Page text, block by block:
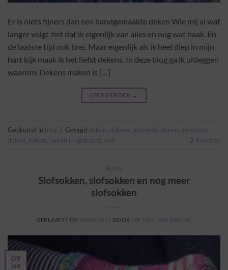
Er is niets fijners dan een handgemaakte deken Wie mij al wat
langer volgt ziet dat ik eigenlijk van alles en nog wat haak. En
de laatste tijd ook brei. Maar eigenlijk als ik heel diep in mijn
hart kijk maak ik het liefst dekens. In deze blog ga ik uitleggen
waarom. Dekens maken is […]
LEES VERDER →
Geplaatst in blog Getagd deken, dekens, gebreide deken, gehaakte
deken, haken, haken in opdracht, wol 2 Reacties
BLOG
Slofsokken, slofsokken en nog meer
slofsokken
GEPLAATST OP 09/01/2021 DOOR TAETSKE VAN DAMME
09
jan